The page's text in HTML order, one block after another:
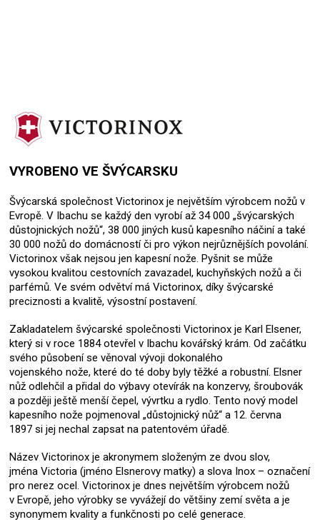
VYROBENO VE ŠVÝCARSKU
Švýcarská společnost Victorinox je největším výrobcem nožů v
Evropě. V Ibachu se každý den vyrobí až 34 000 „švýcarských
důstojnických nožů“, 38 000 jiných kusů kapesního náčiní a také
30 000 nožů do domácností či pro výkon nejrůznějších povolání.
Victorinox však nejsou jen kapesní nože. Pyšnit se může
vysokou kvalitou cestovních zavazadel, kuchyňských nožů a či
parfémů. Ve svém odvětví má Victorinox, díky švýcarské
preciznosti a kvalitě, výsostní postavení.
Zakladatelem švýcarské společnosti Victorinox je Karl Elsener,
který si v roce 1884 otevřel v Ibachu kovářský krám. Od začátku
svého působení se věnoval vývoji dokonalého
vojenského nože, které do té doby byly těžké a robustní. Elsner
nůž odlehčil a přidal do výbavy otevírák na konzervy, šroubovák
a později ještě menší čepel, vývrtku a rydlo. Tento nový model
kapesního nože pojmenoval „důstojnický nůž“ a 12. června
1897 si jej nechal zapsat na patentovém úřadě.
Název Victorinox je akronymem složeným ze dvou slov,
jména Victoria (jméno Elsnerovy matky) a slova Inox – označení
pro nerez ocel. Victorinox je dnes největším výrobcem nožů
v Evropě, jeho výrobky se vyvážejí do většiny zemí světa a je
synonymem kvality a funkčnosti po celé generace.